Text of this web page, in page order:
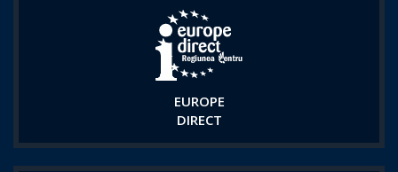
EUROPE
DIRECT